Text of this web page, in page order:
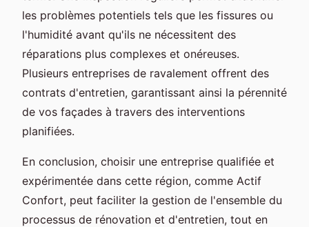
les problèmes potentiels tels que les fissures ou
l'humidité avant qu'ils ne nécessitent des
réparations plus complexes et onéreuses.
Plusieurs entreprises de ravalement offrent des
contrats d'entretien, garantissant ainsi la pérennité
de vos façades à travers des interventions
planifiées.
En conclusion, choisir une entreprise qualifiée et
expérimentée dans cette région, comme Actif
Confort, peut faciliter la gestion de l'ensemble du
processus de rénovation et d'entretien, tout en